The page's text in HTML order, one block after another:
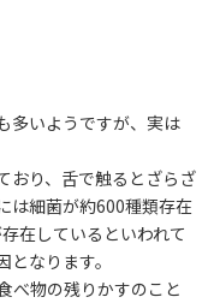
多いようですが、実は
おり、舌で触るとざらざ
は細菌が約600種類存在
在しているといわれて
なります。
べ物の残りかすのこと